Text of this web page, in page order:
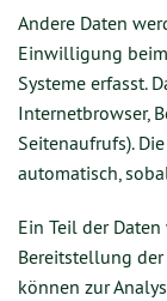
Andere Daten
Einwilligung
Systeme erfasst.
Internetbrowser,
Seitenaufrufs).
automatisch,
Ein Teil der
Bereitstellung der
können zur